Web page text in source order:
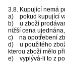
3.8. Kupující nemá
a) pokud kupující
b) u zboží
nižší cena ujednána,
c) na opotřebení
d) u použitého
kterou zboží mělo
e) vyplývá-li to z